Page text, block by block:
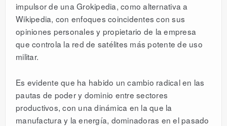
impulsor de una Grokipedia, como alternativa a
Wikipedia, con enfoques coincidentes con sus
opiniones personales y propietario de la empresa
que controla la red de satélites más potente de uso
militar.
Es evidente que ha habido un cambio radical en las
pautas de poder y dominio entre sectores
productivos, con una dinámica en la que la
manufactura y la energía, dominadoras en el pasado